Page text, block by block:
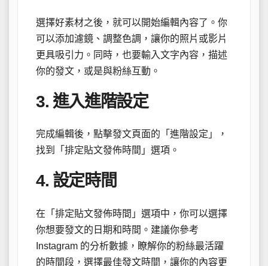
選擇好素材之後，就可以開始編輯內容了。你
可以添加濾鏡、調整色調，讓你的照片或影片
更具吸引力。同時，也要輸入文字內容，描述
你的發文，或是與粉絲互動。
3. 進入進階設定
完成編輯後，點擊發文頁面的「進階設定」，
找到「排定貼文發佈時間」選項。
4. 設定時間
在「排定貼文發佈時間」選項中，你可以選擇
你想要發文的日期和時間。建議你參考
Instagram 的分析數據，瞭解你的粉絲最活躍
的時間段，選擇最佳發文時間，讓你的內容更